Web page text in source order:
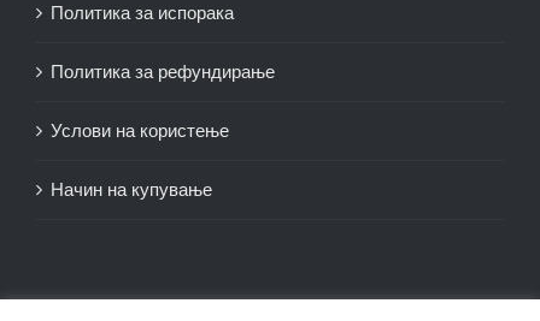
Политика за испорака
Политика за рефундирање
Услови на користење
Начин на купување